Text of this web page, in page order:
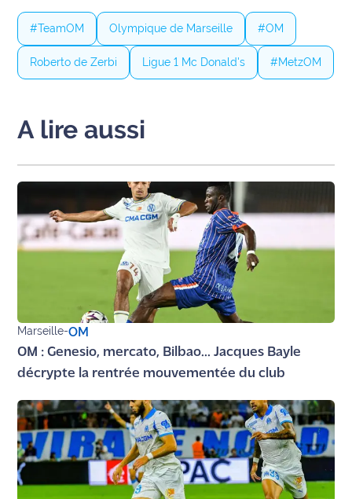
de la
rédaction
Coup de
coeur
Fil
Maritima
de Jeff
Les
Coachs
Bon
plan
sortie
#TeamOM Olympique de Marseille #OM
Roberto de Zerbi Ligue 1 Mc Donald's #MetzOM
A lire aussi
Marseille-OM
OM : Genesio, mercato, Bilbao... Jacques Bayle
décrypte la rentrée mouvementée du club